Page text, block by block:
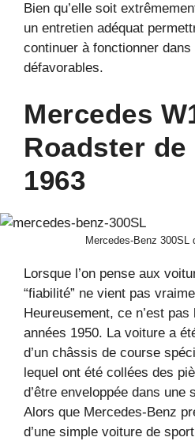
Bien qu’elle soit
un entretien adéquat
continuer à fonctionner
défavorables.
Mercedes
Roadster de
1963
Mercedes-Benz 300SL
Lorsque l’on pense aux
“fiabilité” ne vient pas
Heureusement, ce n’est
années 1950. La voiture a
d’un châssis de course
lequel ont été collées des
d’être enveloppée dans une
Alors que Mercedes-Benz
d’une simple voiture de